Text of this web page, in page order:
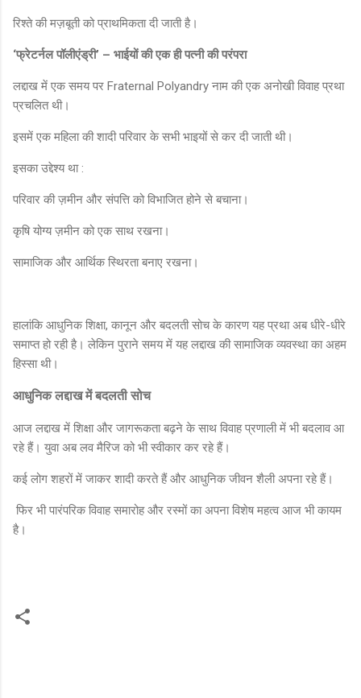
रिश्ते की मज़बूती को प्राथमिकता दी जाती है।
‘फ्रेटर्नल पॉलीएंड्री’ – भाईयों की एक ही पत्नी की परंपरा
लद्दाख में एक समय पर Fraternal Polyandry नाम की एक अनोखी विवाह प्रथा
प्रचलित थी।
इसमें एक महिला की शादी परिवार के सभी भाइयों से कर दी जाती थी।
इसका उद्देश्य था :
परिवार की ज़मीन और संपत्ति को विभाजित होने से बचाना।
कृषि योग्य ज़मीन को एक साथ रखना।
सामाजिक और आर्थिक स्थिरता बनाए रखना।
हालांकि आधुनिक शिक्षा, कानून और बदलती सोच के कारण यह प्रथा अब धीरे-धीरे
समाप्त हो रही है। लेकिन पुराने समय में यह लद्दाख की सामाजिक व्यवस्था का अहम
हिस्सा थी।
आधुनिक लद्दाख में बदलती सोच
आज लद्दाख में शिक्षा और जागरूकता बढ़ने के साथ विवाह प्रणाली में भी बदलाव आ
रहे हैं। युवा अब लव मैरिज को भी स्वीकार कर रहे हैं।
कई लोग शहरों में जाकर शादी करते हैं और आधुनिक जीवन शैली अपना रहे हैं।
फिर भी पारंपरिक विवाह समारोह और रस्मों का अपना विशेष महत्व आज भी कायम
है।